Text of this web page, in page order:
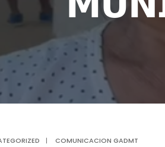
| COMUNICACION GADMT